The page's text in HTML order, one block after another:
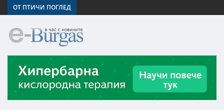
ОТ ПТИЧИ ПОГЛЕД